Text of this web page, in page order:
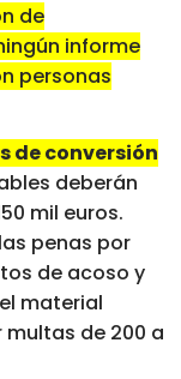
de
informe
personas
de conversión
deberán
mil euros.
penas por
de acoso y
material
de 200 a